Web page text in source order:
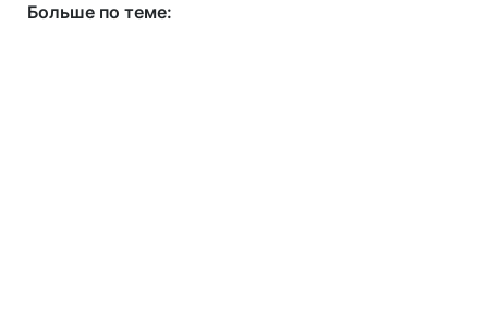
Больше по теме: